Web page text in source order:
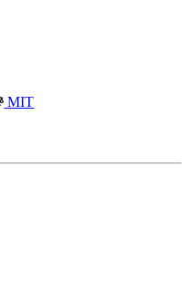
MIT